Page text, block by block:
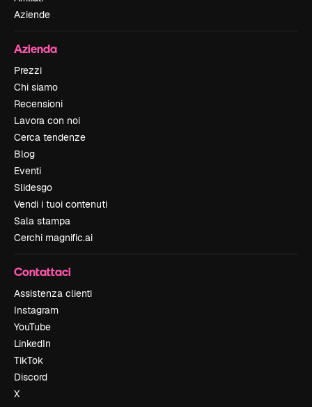
Aziende
Azienda
Prezzi
Chi siamo
Recensioni
Lavora con noi
Cerca tendenze
Blog
Eventi
Slidesgo
Vendi i tuoi contenuti
Sala stampa
Cerchi magnific.ai
Contattaci
Assistenza clienti
Instagram
YouTube
LinkedIn
TikTok
Discord
X